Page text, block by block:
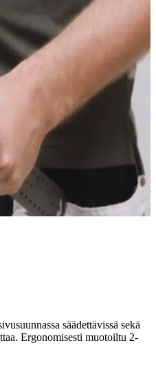
säädettävissä sekä
Ergonomisesti muotoiltu 2-